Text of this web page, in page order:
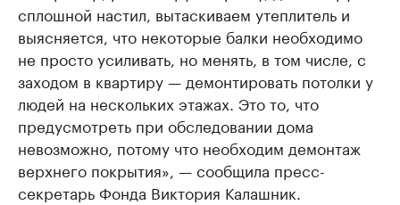
сплошной настил, вытаскиваем утеплитель и
выясняется, что некоторые балки необходимо
не просто усиливать, но менять, в том числе, с
заходом в квартиру — демонтировать потолки у
людей на нескольких этажах. Это то, что
предусмотреть при обследовании дома
невозможно, потому что необходим демонтаж
верхнего покрытия», — сообщила пресс-
секретарь Фонда Виктория Калашник.